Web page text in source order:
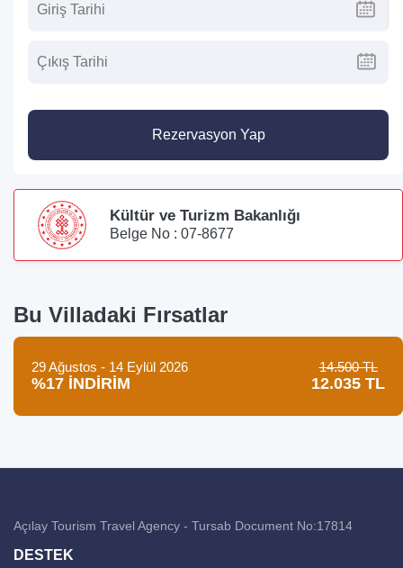
Rezervasyon Yap
Kültür ve Turizm Bakanlığı
Belge No : 07-8677
Bu Villadaki Fırsatlar
29 Ağustos - 14 Eylül 2026
%17 İNDİRİM
14.500 TL
12.035 TL
Açılay Tourism Travel Agency - Tursab Document No:17814
DESTEK